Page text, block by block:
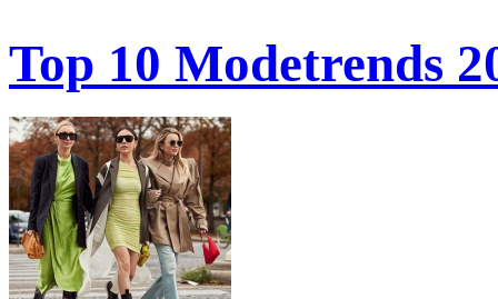
Top 10 Modetrends